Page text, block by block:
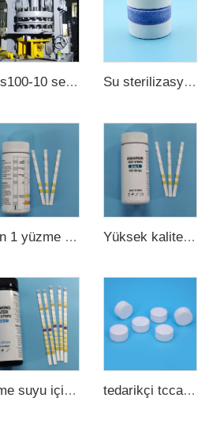
Zps100-10 serisi büyük döner tablet baskı Su sterilizasyonu tcca klor tablet 3 inçlik trikloroisocianurik asit
7 in 1 yüzme havuzu suyu test şeridi Yüksek kaliteli akvaryum test şeridi 6 in 1 balık havuzu
İçme suyu için hızlı ve doğru havuz test şeridi 15 in 1 tedarikçi tcca toplu klor tabletleri tcca yüzme havuzu dezenfektan